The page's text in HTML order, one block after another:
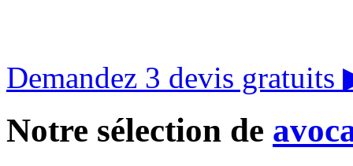
Demandez 3 devis gratuits
Notre sélection de